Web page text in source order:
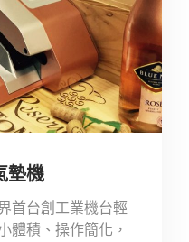
墊機
首台創工業機台輕
體積、操作簡化，